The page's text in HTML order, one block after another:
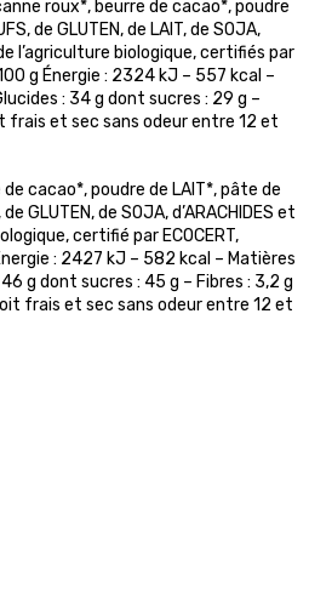
roux*, beurre de cacao*, poudre
de GLUTEN, de LAIT, de SOJA,
l’agriculture biologique, certifiés par
g Énergie : 2324 kJ – 557 kcal –
: 34 g dont sucres : 29 g –
frais et sec sans odeur entre 12 et
cacao*, poudre de LAIT*, pâte de
GLUTEN, de SOJA, d’ARACHIDES et
certifié par ECOCERT,
: 2427 kJ – 582 kcal – Matières
g dont sucres : 45 g – Fibres : 3,2 g
frais et sec sans odeur entre 12 et